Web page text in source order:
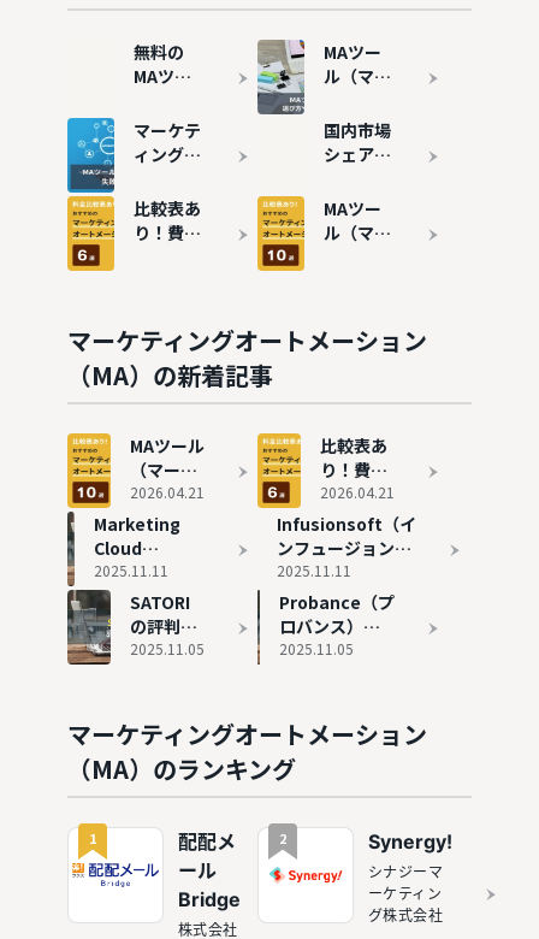
無料の
MAツー
ケティン
グオート
メーショ
ン）7選
｜メリッ
トや注意
MAツー
ル（マー
グオート
メーショ
やメリッ
ト・デメ
マーケテ
ィングオ
ションツ
ール
も解説
国内市場
シェア・
多いMA
ツール10
選を紹介
比較表あ
り！費用
ル6選を
紹介
MAツー
ル（マー
ン）おす
すめ10選
較
マーケティングオートメーション
（MA）の新着記事
MAツール
（マーケ
ティング
オートメ
ーショ
ン）おす
を徹底比
較
2026.04.21
比較表あ
り！費用
の安いお
すすめの
MAツール
6選を紹
2026.04.21
Marketing
Cloud
Account
Engagement
の評判と実態
2025.11.11
Infusionsoft（イ
ンフュージョンソ
フト）の評判と実
態
2025.11.11
SATORI
の評判と
実態
2025.11.05
Probance（プ
ロバンス）の
評判と実態
2025.11.05
マーケティングオートメーション
（MA）のランキング
1
配配メ
ール
Bridge
株式会社
2 Synergy!
シナジーマ
ーケティン
グ株式会社